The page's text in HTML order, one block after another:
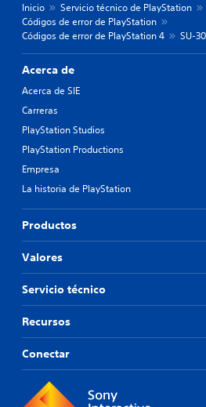
Inicio
Servicio técnico de PlayStation
Códigos de error de PlayStation
Códigos de error de PlayStation 4
SU-
Acerca de
Acerca de SIE
Carreras
PlayStation Studios
PlayStation Productions
Empresa
La historia de PlayStation
Productos
Valores
Servicio técnico
Recursos
Conectar